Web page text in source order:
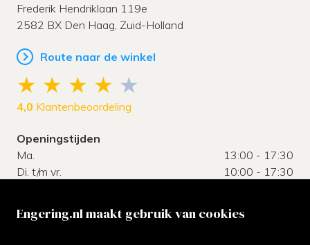
Frederik Hendriklaan 119e
2582 BX Den Haag, Zuid-Holland
Route naar de winkel
4,0 Klantenbeoordeling
Openingstijden
Ma.
13:00 - 17:30
Di. t/m vr.
10:00 - 17:30
Engering.nl maakt gebruik van cookies